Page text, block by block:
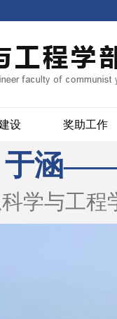
设 奖助工作
于涵——
学与工程